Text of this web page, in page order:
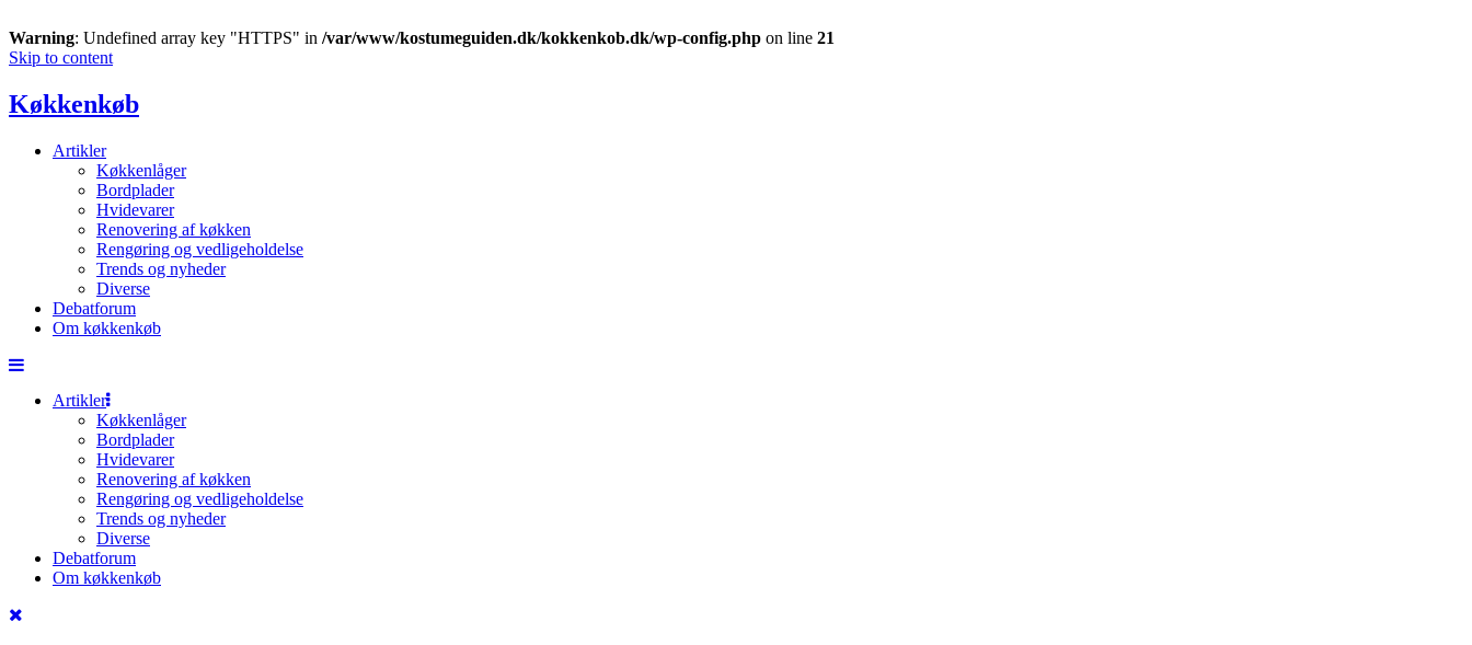
Warning: Undefined array key "HTTPS" in /var/www/kostumeguiden.dk/kokkenkob.dk/wp-config.php on line 21
Skip to content
Køkkenkøb
Artikler
Køkkenlåger
Bordplader
Hvidevarer
Renovering af køkken
Rengøring og vedligeholdelse
Trends og nyheder
Diverse
Debatforum
Om køkkenkøb
Artikler
Køkkenlåger
Bordplader
Hvidevarer
Renovering af køkken
Rengøring og vedligeholdelse
Trends og nyheder
Diverse
Debatforum
Om køkkenkøb